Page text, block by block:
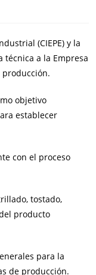
(CIEPE) y la
técnica a la Empresa
producción.
objetivo
establecer
con el proceso
tostado,
producto
para la
de producción.